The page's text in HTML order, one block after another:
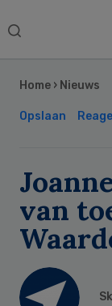
Search
Home › Nieuws
Opslaan
van
Sidebar